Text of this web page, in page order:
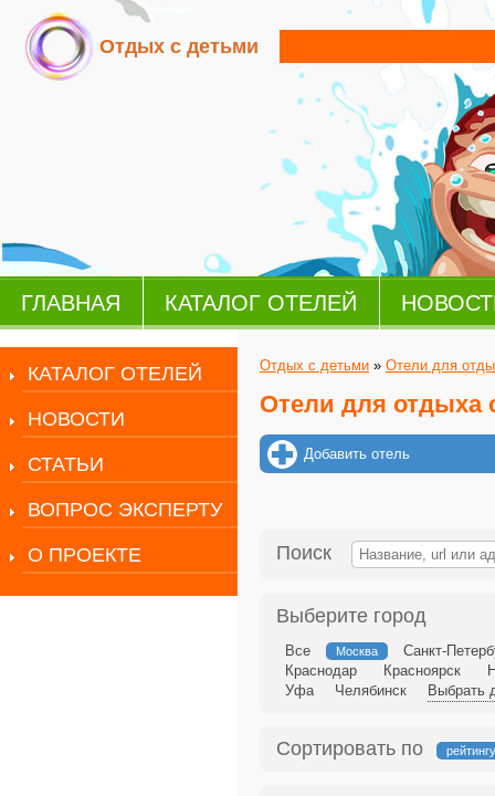
Отдых с детьми
ГЛАВНАЯ КАТАЛОГ ОТЕЛЕЙ
КАТАЛОГ ОТЕЛЕЙ
НОВОСТИ
СТАТЬИ
ВОПРОС ЭКСПЕРТУ
О ПРОЕКТЕ
Отдых с детьми » Отели для
Отели для отдыха
Добавить отель
Поиск
Выберите город
Все Москва
Санкт-
Краснодар
Красноярск
Уфа
Челябинск Выбрать
Сортировать по рейтингу